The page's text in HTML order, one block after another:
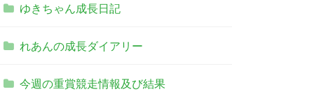
ゆきちゃん成長日記
れあんの成長ダイアリー
今週の重賞競走情報及び結果